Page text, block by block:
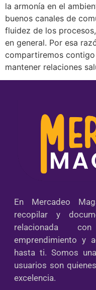
la armonía en el
buenos canales de
fluidez de los
en general. Por esa
compartiremos
mantener relaciones
En Mercadeo
recopilar y
relacionada
emprendimiento y
hasta ti. Somos
usuarios son
excelencia.